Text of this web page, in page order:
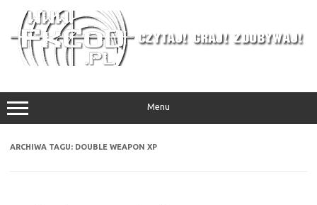
treści
Menu
ARCHIWA TAGU: DOUBLE WEAPON XP